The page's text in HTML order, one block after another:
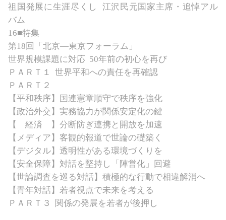
祖国発展に生涯尽くし
江沢民元国家主席・追悼アル
バム
16■特集
第18 回「北京―東京フォーラム」
世界規模課題に対応 50年前の初心を再び
ＰＡＲＴ１
世界平和への責任を再確認
ＰＡＲＴ２
【平和秩序】国連憲章順守で秩序を強化
【政治外交】実務協力が関係安定化の鍵
【 経済 】分断防ぎ連携と開放を加速
【メディア】客観的報道で世論の礎築く
【デジタル】透明性がある環境づくりを
【安全保障】対話を堅持し「陣営化」回避
【世論調査を巡る対話】積極的な行動で相違解消へ
【青年対話】若者視点で未来を考える
ＰＡＲＴ３
関係の発展を若者が後押し